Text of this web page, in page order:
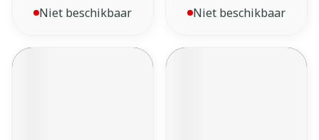
Niet beschikbaar Niet beschikbaar